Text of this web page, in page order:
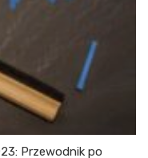
Przewodnik po